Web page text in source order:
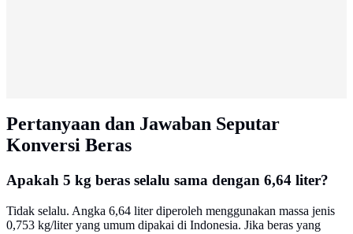
Pertanyaan dan Jawaban Seputar
Konversi Beras
Apakah 5 kg beras selalu sama dengan 6,64 liter?
Tidak selalu. Angka 6,64 liter diperoleh menggunakan massa jenis
0,753 kg/liter yang umum dipakai di Indonesia. Jika beras yang